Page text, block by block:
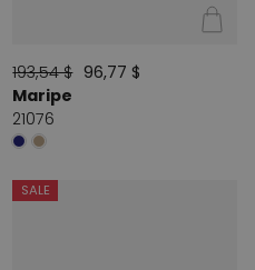
193,54 $ 96,77 $
Maripe
21076
SALE